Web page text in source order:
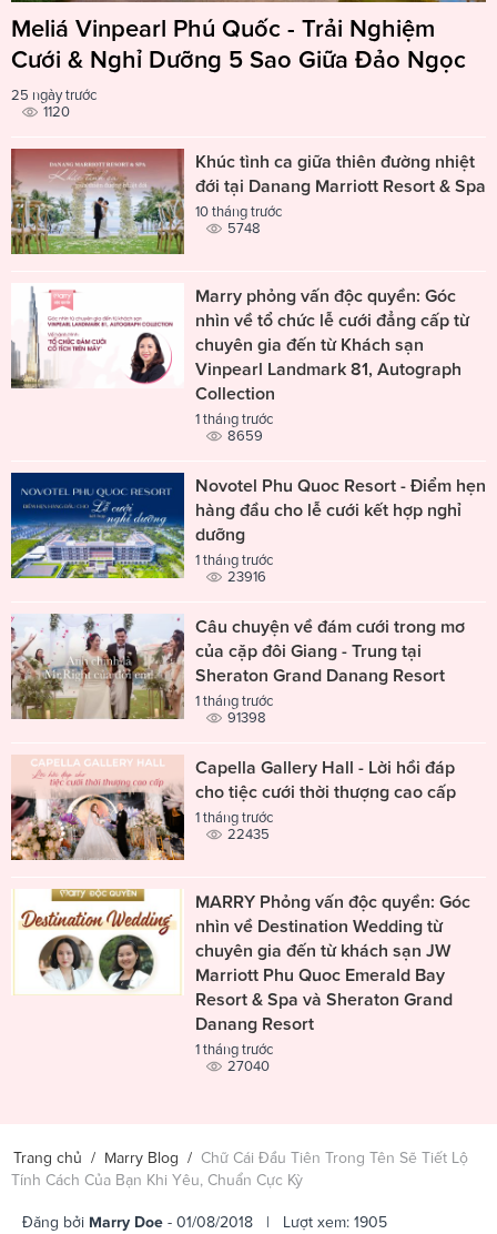
Meliá Vinpearl Phú Quốc - Trải Nghiệm
Cưới & Nghỉ Dưỡng 5 Sao Giữa Đảo Ngọc
25 ngày trước
1120
Khúc tình ca giữa thiên đường nhiệt
đới tại Danang Marriott Resort & Spa
10 tháng trước
5748
Marry phỏng vấn độc quyền: Góc
nhìn về tổ chức lễ cưới đẳng cấp từ
chuyên gia đến từ Khách sạn
Vinpearl Landmark 81, Autograph
Collection
1 tháng trước
8659
Novotel Phu Quoc Resort - Điểm hẹn
hàng đầu cho lễ cưới kết hợp nghỉ
dưỡng
1 tháng trước
23916
Câu chuyện về đám cưới trong mơ
của cặp đôi Giang - Trung tại
Sheraton Grand Danang Resort
1 tháng trước
91398
Capella Gallery Hall - Lời hồi đáp
cho tiệc cưới thời thượng cao cấp
1 tháng trước
22435
MARRY Phỏng vấn độc quyền: Góc
nhìn về Destination Wedding từ
chuyên gia đến từ khách sạn JW
Marriott Phu Quoc Emerald Bay
Resort & Spa và Sheraton Grand
Danang Resort
1 tháng trước
27040
Trang chủ / Marry Blog / Chữ Cái Đầu Tiên Trong Tên Sẽ Tiết Lộ
Tính Cách Của Bạn Khi Yêu, Chuẩn Cực Kỳ
Đăng bởi Marry Doe - 01/08/2018 | Lượt xem: 1905